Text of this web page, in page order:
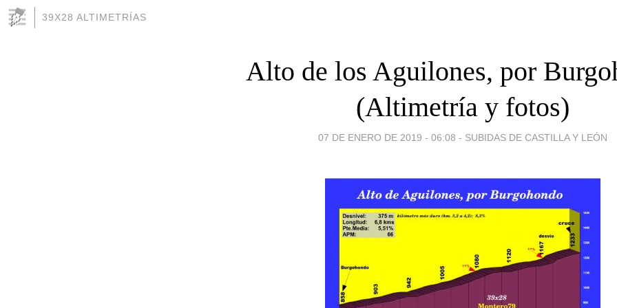
39X28 ALTIMETRÍAS
Alto de los Aguilones, por
(Altimetría y fotos)
07 DE ENERO DE 2019 - 06:08 - SUBIDAS DE CASTILLA Y LEÓN